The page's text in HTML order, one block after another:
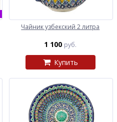
Чайник узбекский 2 литра
1 100 руб.
Купить